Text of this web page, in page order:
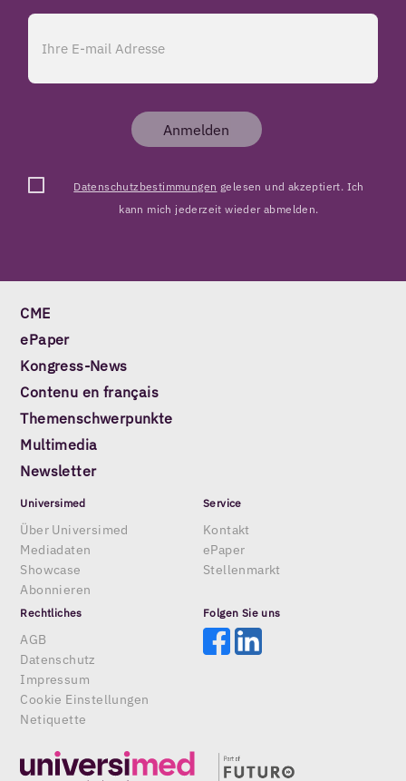
Anmelden
Datenschutzbestimmungen gelesen und akzeptiert. Ich
kann mich jederzeit wieder abmelden.
CME
ePaper
Kongress-News
Contenu en français
Themenschwerpunkte
Multimedia
Newsletter
Universimed
Über Universimed
Mediadaten
Showcase
Abonnieren
Service
Kontakt
ePaper
Stellenmarkt
Rechtliches
AGB
Datenschutz
Impressum
Cookie Einstellungen
Netiquette
Folgen Sie uns